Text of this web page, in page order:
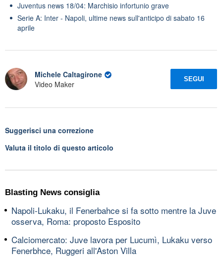
Juventus news 18/04: Marchisio infortunio grave
Serie A: Inter - Napoli, ultime news sull'anticipo di sabato 16
aprile
Michele Caltagirone
Video Maker
SEGUI
Suggerisci una correzione
Valuta il titolo di questo articolo
Blasting News consiglia
Napoli-Lukaku, il Fenerbahce si fa sotto mentre la Juve
osserva, Roma: proposto Esposito
Calciomercato: Juve lavora per Lucumì, Lukaku verso
Fenerbhce, Ruggeri all'Aston Villa